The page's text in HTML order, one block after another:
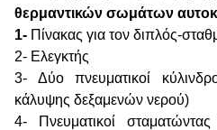
θερμαντικών σωμάτων
1- Πίνακας για τον διπλός-
2- Ελεγκτής
3- Δύο πνευματικοί
κάλυψης δεξαμενών νερού)
4- Πνευματικοί